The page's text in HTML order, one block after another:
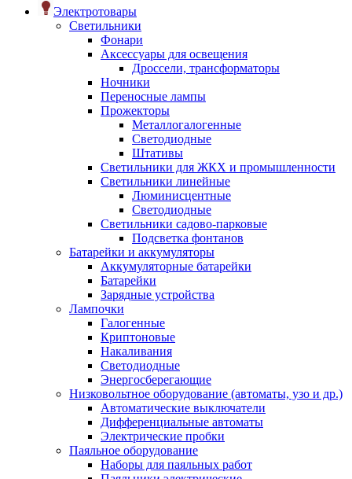
Электротовары
Светильники
Фонари
Аксессуары для освещения
Дроссели, трансформаторы
Ночники
Переносные лампы
Прожекторы
Металлогалогенные
Светодиодные
Штативы
Светильники для ЖКХ и промышленности
Светильники линейные
Люминисцентные
Светодиодные
Светильники садово-парковые
Подсветка фонтанов
Батарейки и аккумуляторы
Аккумуляторные батарейки
Батарейки
Зарядные устройства
Лампочки
Галогенные
Криптоновые
Накаливания
Светодиодные
Энергосберегающие
Низковольтное оборудование (автоматы, узо и др.)
Автоматические выключатели
Дифференциальные автоматы
Электрические пробки
Паяльное оборудование
Наборы для паяльных работ